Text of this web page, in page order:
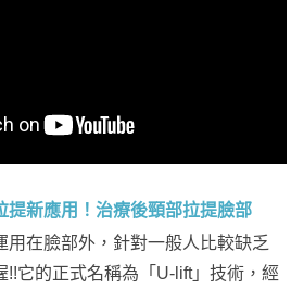
提新應用！治療後頸部拉提臉部
用在臉部外，針對一般人比較缺乏
!!它的正式名稱為「U-lift」技術，經